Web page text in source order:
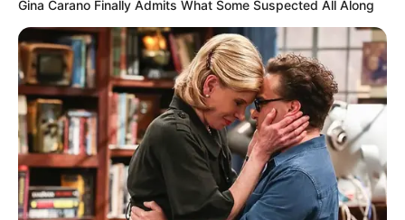
Gina Carano Finally Admits What Some Suspected All Along